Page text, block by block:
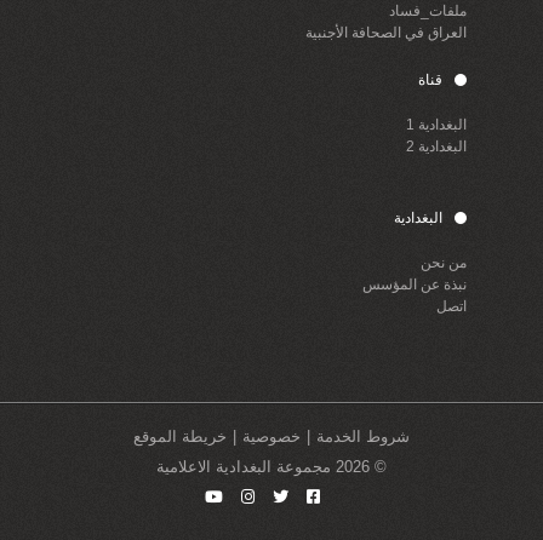
ملفات_فساد
العراق في الصحافة الأجنبية
قناة
البغدادية 1
البغدادية 2
البغدادية
من نحن
نبذة عن المؤسس
اتصل
شروط الخدمة خصوصية
خريطة الموقع
© 2026 مجموعة البغدادية الاعلامية